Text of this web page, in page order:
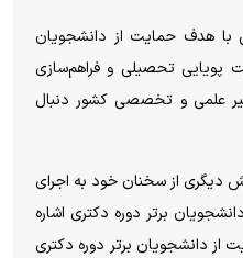
با هدف حمایت از دانشجویان
پویایی تحصیلی و فراهم‌سازی
علمی و تخصصی کشور دنبال
دیگری از سخنان خود به اجرای
برتر دوره دکتری اشاره
دانشجویان برتر دوره دکتری